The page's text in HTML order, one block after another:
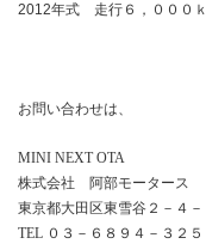
2012年式 走行６，００
お問い合わせは、
MINI NEXT OTA
株式会社 阿部モータース
東京都大田区東雪谷２－４
TEL ０３－６８９４－３２